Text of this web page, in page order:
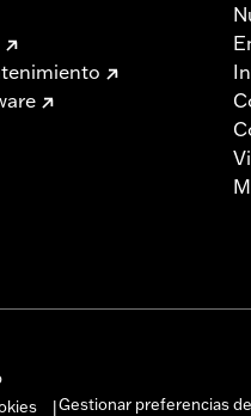
Gestionar preferencias